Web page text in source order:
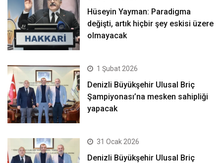
Hüseyin Yayman: Paradigma
değişti, artık hiçbir şey eskisi üzere
olmayacak
1 Şubat 2026
Denizli Büyükşehir Ulusal Briç
Şampiyonası’na mesken sahipliği
yapacak
31 Ocak 2026
Denizli Büyükşehir Ulusal Briç